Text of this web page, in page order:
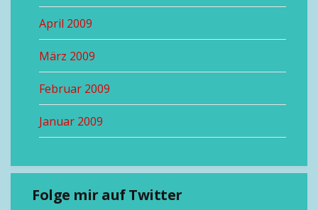
April 2009
März 2009
Februar 2009
Januar 2009
Folge mir auf Twitter